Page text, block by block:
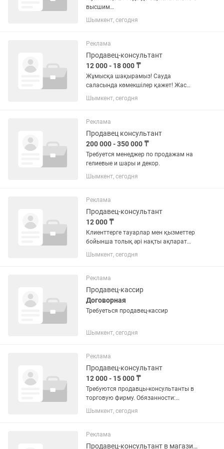
высшим
образованием,порядочность,чистопло
тный.Понимать что сразу не
месяцев минимум.Магазин уже с
клиентами-стаж 17 лет.Магазин на...
Шымкент, сегодня
Реклама
Продавец-консультант
12 000 - 18 000 ₸
Жұмысқа шақырамыз! Сауда
саласында көмекшілер қажет! Жас
аралығы 22 жастан жоғары График:
5/2 Табыс келісімді
Шымкент, сегодня
Реклама
Продавец консультант
200 000 - 350 000 ₸
Требуется менеджер по продажам на
гелиевые и шары и декор.
Шымкент, сегодня
Реклама
Продавец-консультант
12 000 ₸
Клиенттерге тауарлар мен қызметтер
бойынша толық әрі нақты ақпарат
беру Клиент қажеттілігін анықтап,
сәйкес қызметті ұсыну Сату процесін
Клиенттермен ұзақ...
Шымкент, сегодня
Реклама
Продавец-кассир
Договорная
Требуеться продавец-кассир
Шымкент, сегодня
Реклама
Продавец-консультант
12 000 - 15 000 ₸
Требуются продавцы-консультанты в
торговую фирму. Обязанности:
Выкладка товара, контроль ценников,
поддержание чистоты. Опыт не
Зарплата ежедневно или
еженедельно...
Шымкент, сегодня
Реклама
Продавец-консультант в магазине